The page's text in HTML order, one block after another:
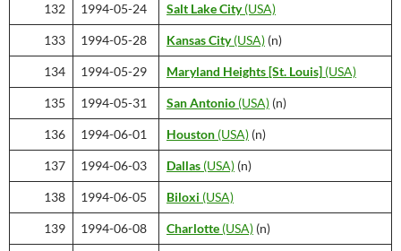
132 1994-05-24 Salt Lake City(USA)
133 1994-05-28 Kansas City(USA) (n)
134 1994-05-29 Maryland Heights[St. Louis] (USA)
135 1994-05-31 San Antonio (USA) (n)
136 1994-06-01 Houston (USA) (n)
137 1994-06-03 Dallas (USA) (n)
138 1994-06-05 Biloxi (USA)
139 1994-06-08 Charlotte (USA) (n)